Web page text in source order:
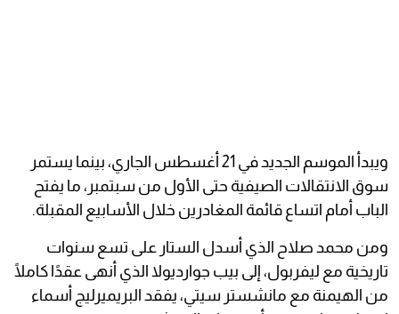
ويبدأ الموسم الجديد في 21 أغسطس الجاري، بينما يستمر
سوق الانتقالات الصيفية حتى الأول من سبتمبر، ما يفتح
الباب أمام اتساع قائمة المغادرين خلال الأسابيع المقبلة.
ومن محمد صلاح الذي أسدل الستار على تسع سنوات
تاريخية مع ليفربول، إلى بيب جوارديولا الذي أنهى عقدًا كاملًا
من الهيمنة مع مانشستر سيتي، يفقد البريميرليج أسماء